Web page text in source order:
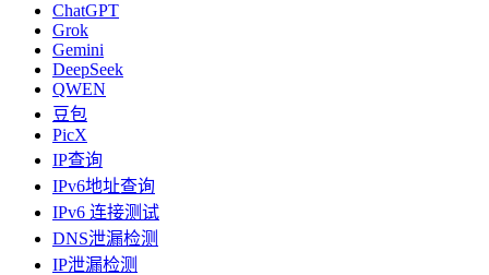
ChatGPT
Grok
Gemini
DeepSeek
QWEN
豆包
PicX
IP查询
IPv6地址查询
IPv6 连接测试
DNS泄漏检测
IP泄漏检测